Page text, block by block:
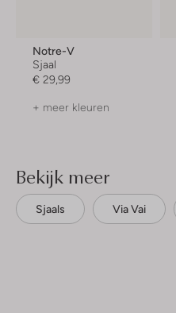
Notre-V
Sjaal
€ 29,99
+ meer kleuren
Bekijk meer
Sjaals Via Vai